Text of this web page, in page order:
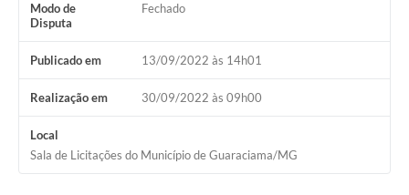
Editais
Links
Serviços Online
Telefones Úteis
Modo de
Disputa
Fechado
Publicado em 13/09/2022 às 14h01
Realização em 30/09/2022 às 09h00
Local
Sala de Licitações do Município de Guaraciama/MG